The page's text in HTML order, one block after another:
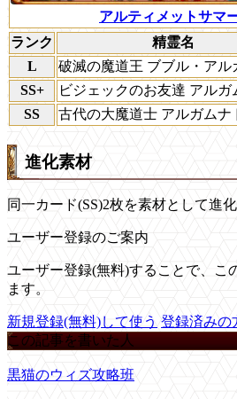
アルティメットサマ
ランク
精霊名
L
破滅の魔道王 ブブル・アル
SS+
ビジェックのお友達 アルガ
SS
古代の大魔道士 アルガムナ
進化素材
同一カード(SS)2枚を素材として進化
ユーザー登録のご案内
ユーザー登録(無料)することで、こ
ます。
新規登録(無料)して使う 登録済みの
この記事を書いた人
黒猫のウィズ攻略班